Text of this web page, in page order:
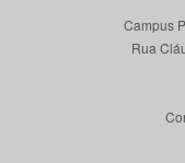
Campus
Rua